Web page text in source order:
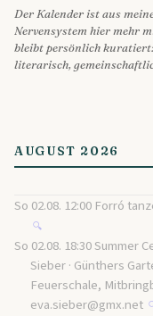
Der Kalender ist aus
Nervensystem hier mehr
bleibt persönlich
literarisch,
AUGUST 2026
So 02.08. 12:00 Forró
🔍
So 02.08. 18:30 Summer
Sieber · Günthers
Feuerschale,
eva.sieber@gmx.net